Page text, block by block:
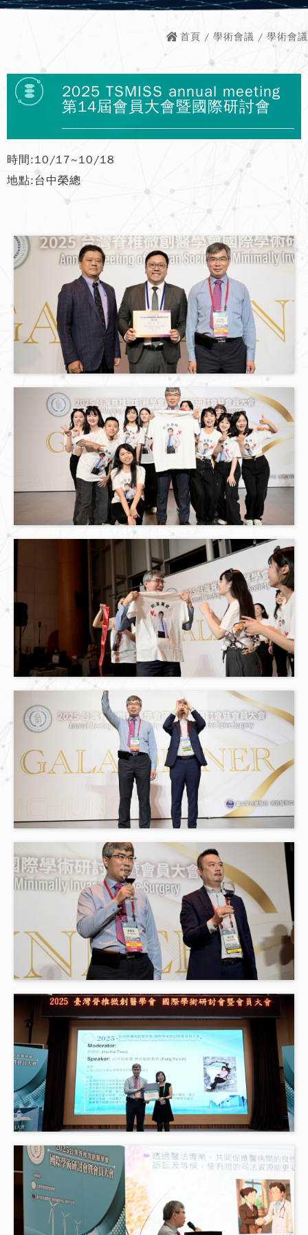
首頁 / 學術會議 / 學術會議
2025 TSMISS annual meeting
第14屆會員大會暨國際研討會
時間:10/17~10/18
地點:台中榮總